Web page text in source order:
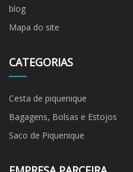
blog
Mapa do site
CATEGORIAS
Cesta de piquenique
Bagagens, Bolsas e Estojos
Saco de Piquenique